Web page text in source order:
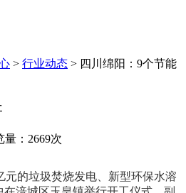
> 行业动态 > 四川绵阳：9个节能
量：2669次
的垃圾焚烧发电、新型环保水溶